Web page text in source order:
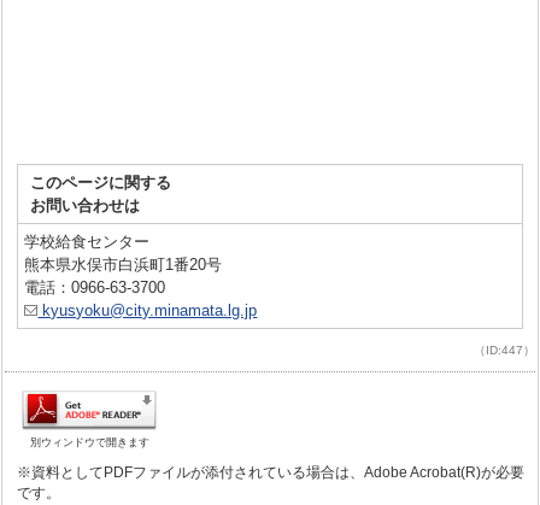
このページに関する
お問い合わせは
学校給食センター
熊本県水俣市白浜町1番20号
電話：0966-63-3700
kyusyoku@city.minamata.lg.jp
（ID:447）
別ウィンドウで開きます
※資料としてPDFファイルが添付されている場合は、Adobe Acrobat(R)が必要
です。